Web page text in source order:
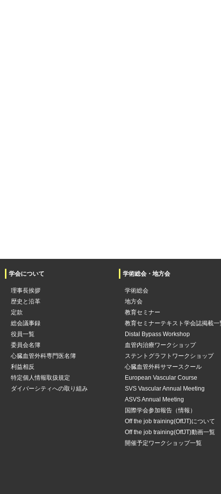
学会について
理事長挨拶
歴史と沿革
定款
総会議事録
役員一覧
委員会名簿
心臓血管外科専門医名簿
利益相反
特定個人情報取扱規定
ダイバーシティへの取り組み
学術総会・地方会
学術総会
地方会
教育セミナー
教育セミナーテキスト学会誌掲載一
Distal Bypass Workshop
血管内治療ワークショップ
ステントグラフトワークショップ
心臓血管外科サマースクール
European Vascular Course
SVS Vascular Annual Meeting
ASVS Annual Meeting
国際学会参加報告（情報）
Off the job training(OffJT)について
Off the job training(OffJT)動画一覧
開催予定ワークショップ一覧